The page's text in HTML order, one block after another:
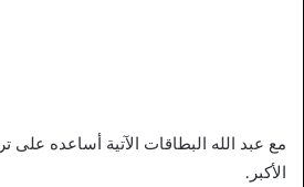
مع عبد الله البطاقات الآتية أساعده على
الأكبر.